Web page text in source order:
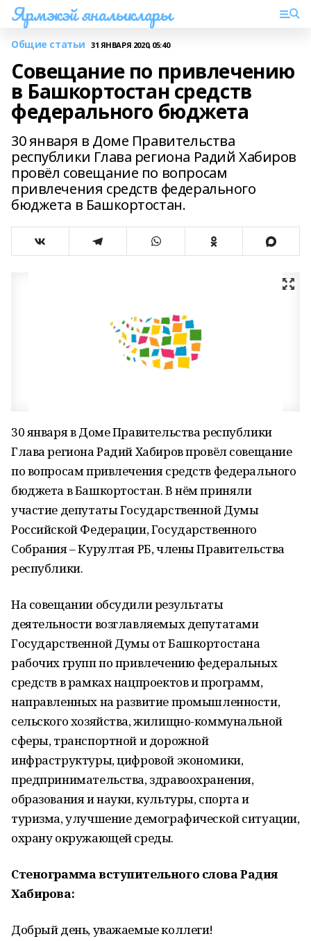
Ярмэкэй яналыклары
Общие статьи 31 ЯНВАРЯ 2020, 05:40
Совещание по привлечению
в Башкортостан средств
федерального бюджета
30 января в Доме Правительства
республики Глава региона Радий Хабиров
провёл совещание по вопросам
привлечения средств федерального
бюджета в Башкортостан.
30 января в Доме Правительства республики
Глава региона Радий Хабиров провёл совещание
по вопросам привлечения средств федерального
бюджета в Башкортостан. В нём приняли
участие депутаты Государственной Думы
Российской Федерации, Государственного
Собрания – Курултая РБ, члены Правительства
республики.
На совещании обсудили результаты
деятельности возглавляемых депутатами
Государственной Думы от Башкортостана
рабочих групп по привлечению федеральных
средств в рамках нацпроектов и программ,
направленных на развитие промышленности,
сельского хозяйства, жилищно-коммунальной
сферы, транспортной и дорожной
инфраструктуры, цифровой экономики,
предпринимательства, здравоохранения,
образования и науки, культуры, спорта и
туризма, улучшение демографической ситуации,
охрану окружающей среды.
Стенограмма вступительного слова Радия
Хабирова:
Добрый день, уважаемые коллеги!